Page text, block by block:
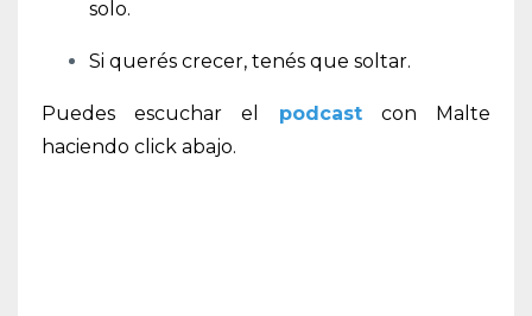
solo.
Si querés crecer, tenés que soltar.
Puedes escuchar el podcast
con Malte
haciendo click abajo.